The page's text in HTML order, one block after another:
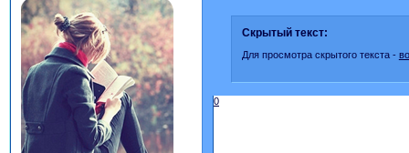
Скрытый текст:
Для просмотра скрытого текста -
0